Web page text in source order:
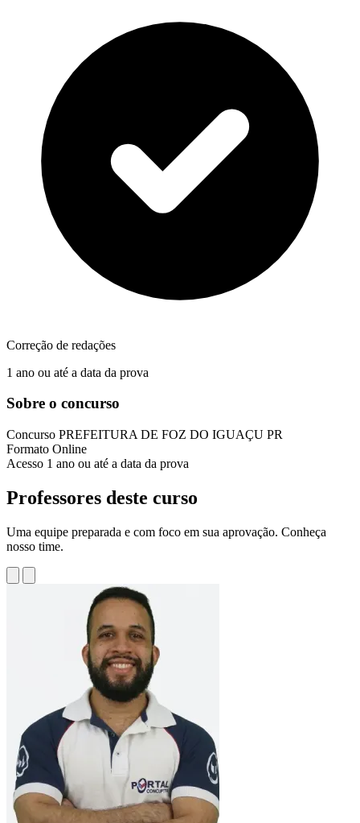
Correção de redações
1 ano ou até a data da prova
Sobre o concurso
Concurso PREFEITURA DE FOZ DO IGUAÇU PR
Formato Online
Acesso 1 ano ou até a data da prova
Professores deste curso
Uma equipe preparada e com foco em sua aprovação. Conheça
nosso time.